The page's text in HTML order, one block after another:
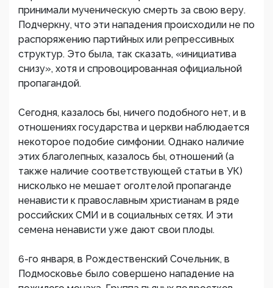
принимали мученическую смерть за свою веру.
Подчеркну, что эти нападения происходили не по
распоряжению партийных или репрессивных
структур. Это была, так сказать, «инициатива
снизу», хотя и спровоцированная официальной
пропагандой.
Сегодня, казалось бы, ничего подобного нет, и в
отношениях государства и церкви наблюдается
некоторое подобие симфонии. Однако наличие
этих благолепных, казалось бы, отношений (а
также наличие соответствующей статьи в УК)
нисколько не мешает оголтелой пропаганде
ненависти к православным христианам в ряде
российских СМИ и в социальных сетях. И эти
семена ненависти уже дают свои плоды.
6-го января, в Рождественский Сочельник, в
Подмосковье было совершено нападение на